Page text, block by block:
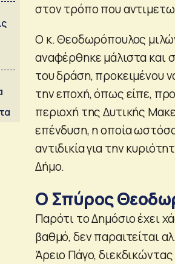
στον τρόπο που
Ο κ. Θεοδωρόπουλος
αναφέρθηκε μάλιστα και
του δράση, προκειμένου
την εποχή, όπως είπε,
περιοχή της Δυτικής
επένδυση, η οποία
αντιδικία για την
Δήμο.
Ο Σπύρος
Παρότι το Δημόσιο έχει
βαθμό, δεν παραιτείται
Άρειο Πάγο,